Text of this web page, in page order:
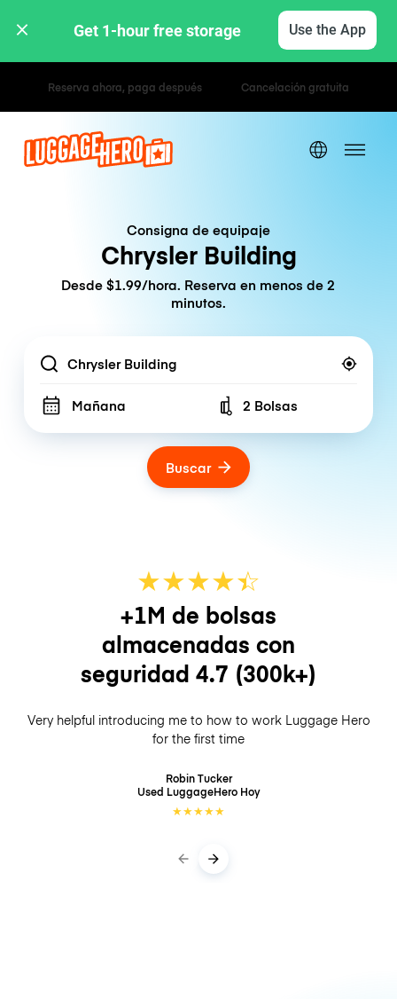
Get 1-hour free storage Use the App
Tarifas por hora / día
Consigna de equipaje
Chrysler Building
Desde $1.99/hora. Reserva en menos de 2
minutos.
Location
Mañana Number of bags
2 Bolsas
Buscar
★★★★☆
★
+1M de bolsas
almacenadas con
seguridad 4.7 (300k+)
Very helpful introducing me to how to work Luggage Hero
for the first time
Robin Tucker
Used LuggageHero Hoy
★★★★★